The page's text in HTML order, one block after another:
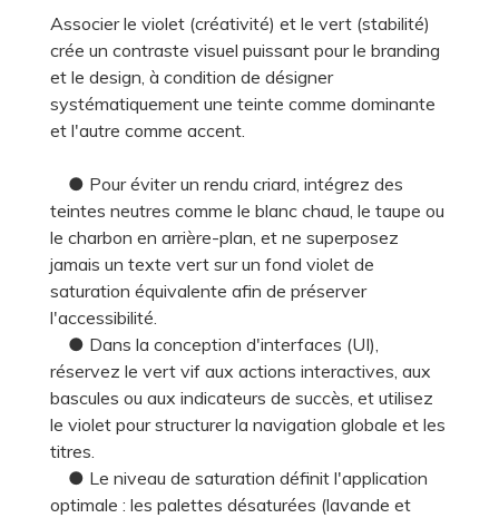
Associer le violet (créativité) et le vert (stabilité)
crée un contraste visuel puissant pour le branding
et le design, à condition de désigner
systématiquement une teinte comme dominante
et l'autre comme accent.
● Pour éviter un rendu criard, intégrez des
teintes neutres comme le blanc chaud, le taupe ou
le charbon en arrière-plan, et ne superposez
jamais un texte vert sur un fond violet de
saturation équivalente afin de préserver
l'accessibilité.
● Dans la conception d'interfaces (UI),
réservez le vert vif aux actions interactives, aux
bascules ou aux indicateurs de succès, et utilisez
le violet pour structurer la navigation globale et les
titres.
● Le niveau de saturation définit l'application
optimale : les palettes désaturées (lavande et